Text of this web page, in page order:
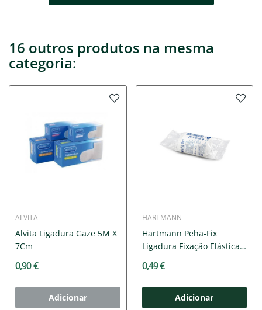
16 outros produtos na mesma
categoria:
ALVITA
Alvita Ligadura Gaze 5M X
7Cm
0,90 €
Adicionar
HARTMANN
Hartmann Peha-Fix
Ligadura Fixação Elástica
0,49 €
Adicionar